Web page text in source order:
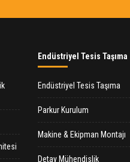
Endüstriyel Tesis Taşıma
Endüstriyel Tesis Taşıma
Parkur Kurulum
Makine & Ekipman Montajı
Detay Mühendislik